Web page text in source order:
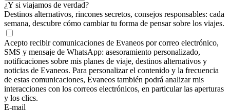
¿Y si viajamos de verdad?
Destinos alternativos, rincones secretos, consejos responsables: cada
semana, descubre cómo cambiar tu forma de pensar sobre los viajes.
Acepto recibir comunicaciones de Evaneos por correo electrónico,
SMS y mensaje de WhatsApp: asesoramiento personalizado,
notificaciones sobre mis planes de viaje, destinos alternativos y
noticias de Evaneos. Para personalizar el contenido y la frecuencia
de estas comunicaciones, Evaneos también podrá analizar mis
interacciones con los correos electrónicos, en particular las aperturas
y los clics.
E-mail